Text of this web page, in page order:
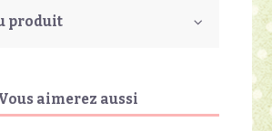
produit
aimerez aussi